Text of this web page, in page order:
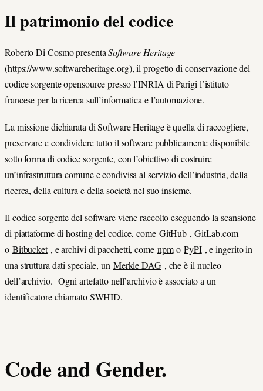
Il patrimonio del codice
Roberto Di Cosmo presentaSoftware Heritage
(https://www.softwareheritage.org), il progetto di conservazione del
codice sorgente opensource presso l’INRIA di Parigi l’istituto
francese per la ricerca sull’informatica e l’automazione.
La missione dichiarata di Software Heritage è quella di raccogliere,
preservare e condividere tutto il software pubblicamente disponibile
sotto forma di codice sorgente, con l’obiettivo di costruire
un’infrastruttura comune e condivisa al servizio dell’industria, della
ricerca, della cultura e della società nel suo insieme.
Il codice sorgente del software viene raccolto eseguendo la scansione
di piattaforme di hosting del codice, come GitHub , GitLab.com
o Bitbucket, e archivi di pacchetti, come npmoPyPI, e ingerito in
una struttura dati speciale, un Merkle DAG, che è il nucleo
dell’archivio. Ogni artefatto nell’archivio è associato a un
identificatore chiamato SWHID.
Code and Gender.